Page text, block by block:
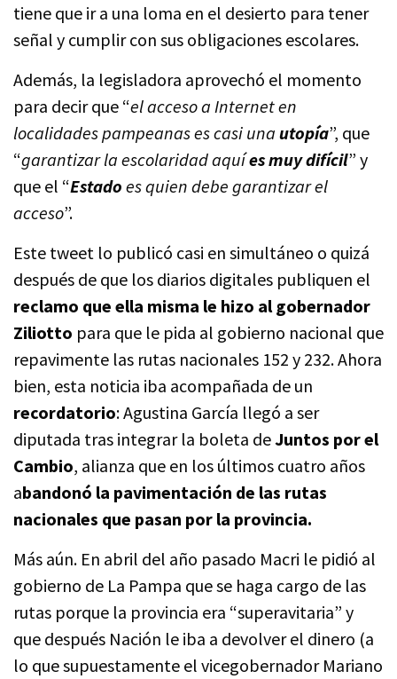
tiene que ir a una loma en el desierto para tener
señal y cumplir con sus obligaciones escolares.
Además, la legisladora aprovechó el momento
para decir que “el acceso a Internet en
localidades pampeanas es casi una utopía”, que
“garantizar la escolaridad aquíes muy difícil” y
que el “Estado es quien debe garantizar el
acceso”.
Este tweet lo publicó casi en simultáneo o quizá
después de que los diarios digitales publiquen el
reclamo que ella misma le hizo al gobernador
Ziliotto para que le pida al gobierno nacional que
repavimente las rutas nacionales 152 y 232. Ahora
bien, esta noticia iba acompañada de un
recordatorio: Agustina García llegó a ser
diputada tras integrar la boleta deJuntos por el
Cambio, alianza que en los últimos cuatro años
abandonó la pavimentación de las rutas
nacionales que pasan por la provincia.
Más aún. En abril del año pasado Macri le pidió al
gobierno de La Pampa que se haga cargo de las
rutas porque la provincia era “superavitaria” y
que después Nación le iba a devolver el dinero (a
lo que supuestamente el vicegobernador Mariano